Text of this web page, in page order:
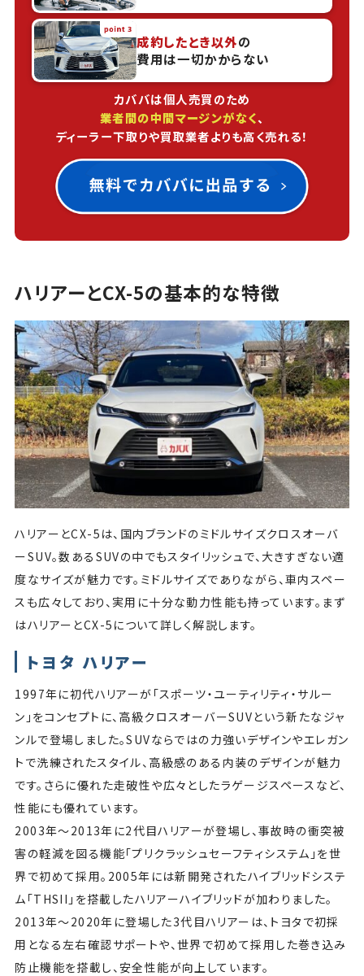
成約したとき以外の
費用は一切かからない
カババは個人売買のため
業者間の中間マージンがなく、
ディーラー下取りや買取業者よりも高く売れる！
ハリアーとCX-5の基本的な特徴
ハリアーとCX-5は、国内ブランドのミドルサイズクロスオーバ
ーSUV。数あるSUVの中でもスタイリッシュで、大きすぎない適
度なサイズが魅力です。ミドルサイズでありながら、車内スペー
スも広々しており、実用に十分な動力性能も持っています。まず
はハリアーとCX-5について詳しく解説します。
トヨタ ハリアー
1997年に初代ハリアーが「スポーツ・ユーティリティ・サルー
ン」をコンセプトに、高級クロスオーバーSUVという新たなジャ
ンルで登場しました。SUVならではの力強いデザインやエレガン
トで洗練されたスタイル、高級感のある内装のデザインが魅力
です。さらに優れた走破性や広々としたラゲージスペースなど、
性能にも優れています。
2003年〜2013年に2代目ハリアーが登場し、事故時の衝突被
害の軽減を図る機能「プリクラッシュセーフティシステム」を世
界で初めて採用。2005年には新開発されたハイブリッドシステ
ム「THSII」を搭載したハリアーハイブリッドが加わりました。
2013年〜2020年に登場した3代目ハリアーは、トヨタで初採
用となる左右確認サポートや、世界で初めて採用した巻き込み
防止機能を搭載し、安全性能が向上しています。